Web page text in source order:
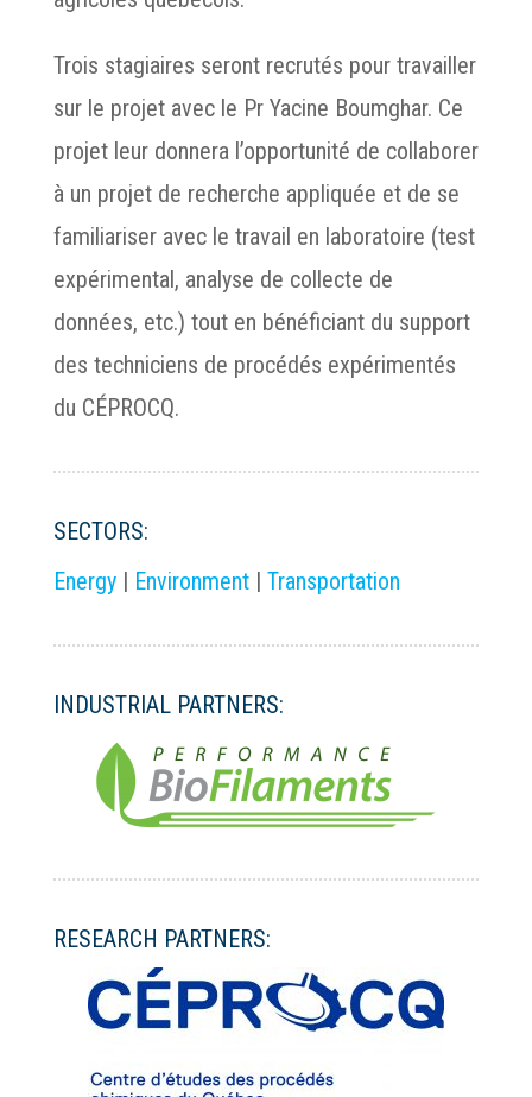
Trois stagiaires seront recrutés pour travailler
sur le projet avec le Pr Yacine Boumghar. Ce
projet leur donnera l’opportunité de collaborer
à un projet de recherche appliquée et de se
familiariser avec le travail en laboratoire (test
expérimental, analyse de collecte de
données, etc.) tout en bénéficiant du support
des techniciens de procédés expérimentés
du CÉPROCQ.
SECTORS:
Energy| Environment| Transportation
INDUSTRIAL PARTNERS:
RESEARCH PARTNERS: